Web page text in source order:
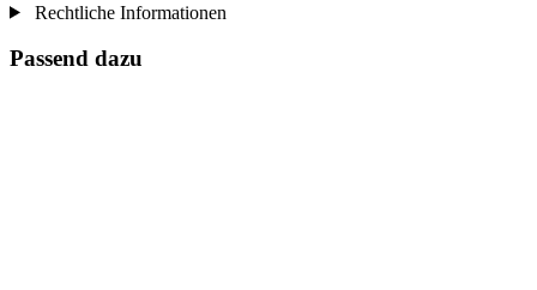
Rechtliche Informationen
Passend dazu